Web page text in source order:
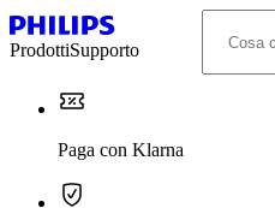
ProdottiSupporto
Paga con Klarna